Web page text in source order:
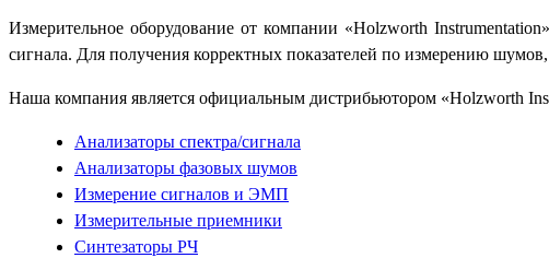
Измерительное оборудование от компании «Holzworth
сигнала. Для получения корректных показателей по измерению
Наша компания является официальным дистрибьютором «Holzworth
Анализаторы спектра/сигнала
Анализаторы фазовых шумов
Измерение сигналов и ЭМП
Измерительные приемники
Синтезаторы РЧ